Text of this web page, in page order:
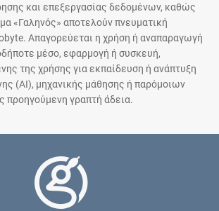
και επεξεργασίας δεδομένων, καθώς
«Γαληνός» αποτελούν πνευματική
Απαγορεύεται η χρήση ή αναπαραγωγή
μέσο, εφαρμογή ή συσκευή,
της χρήσης για εκπαίδευση ή ανάπτυξη
(AI), μηχανικής μάθησης ή παρόμοιων
προηγούμενη γραπτή άδεια.